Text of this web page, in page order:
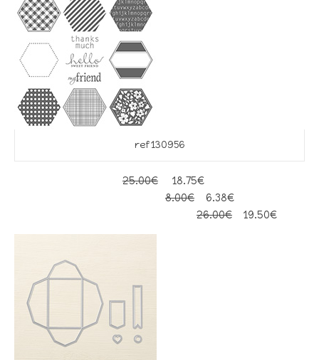
ref 130956
25.00€ 18.75€
8.00€ 6.38€
26.00€ 19.50€